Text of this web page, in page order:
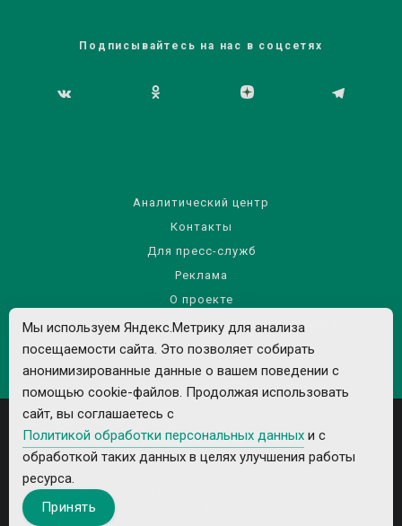
Подписывайтесь на нас в соцсетях
Аналитический центр
Контакты
Для пресс-служб
Реклама
О проекте
Правила использования материалов сайта
Политика обработки персональных данных
Все рекламируемые товары и услуги имеют необходимые лицензии и
Мы используем Яндекс.Метрику для анализа
посещаемости сайта. Это позволяет собирать
анонимизированные данные о вашем поведении с
помощью cookie-файлов. Продолжая использовать
сайт, вы соглашаетесь с
Политикой обработки персональных данных и с
обработкой таких данных в целях улучшения работы
ресурса.
Принять